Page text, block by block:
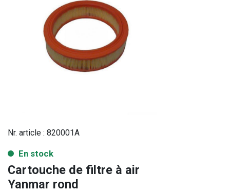
Nr. article : 820001A
En stock
Cartouche de filtre à air
Yanmar rond